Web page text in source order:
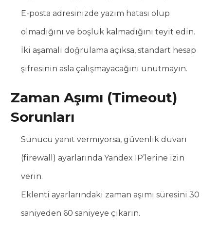
E-posta adresinizde yazım hatası olup
olmadığını ve boşluk kalmadığını teyit edin.
İki aşamalı doğrulama açıksa, standart hesap
şifresinin asla çalışmayacağını unutmayın.
Zaman Aşımı (Timeout)
Sorunları
Sunucu yanıt vermiyorsa, güvenlik duvarı
(firewall) ayarlarında Yandex IP’lerine izin
verin.
Eklenti ayarlarındaki zaman aşımı süresini 30
saniyeden 60 saniyeye çıkarın.